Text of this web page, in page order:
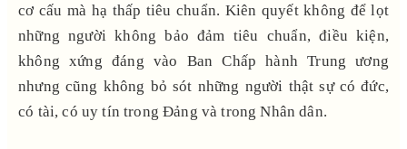
cơ cấu mà hạ thấp tiêu chuẩn. Kiên quyết không để lọt
những người không bảo đảm tiêu chuẩn, điều kiện,
không xứng đáng vào Ban Chấp hành Trung ương
nhưng cũng không bỏ sót những người thật sự có đức,
có tài, có uy tín trong Đảng và trong Nhân dân.